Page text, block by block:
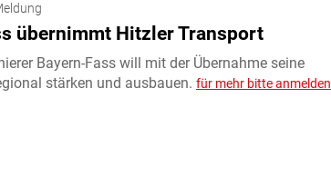
übernimmt Hitzler Transport
Bayern-Fass will mit der Übernahme seine
stärken und ausbauen. für mehr bitte anmelden